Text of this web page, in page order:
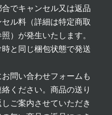
でキャンセル又は返品
ル料（詳細は特定商取
）が発生いたします。
と同じ梱包状態で発送
問い合わせフォームも
ください。商品の送り
ご案内させていただき